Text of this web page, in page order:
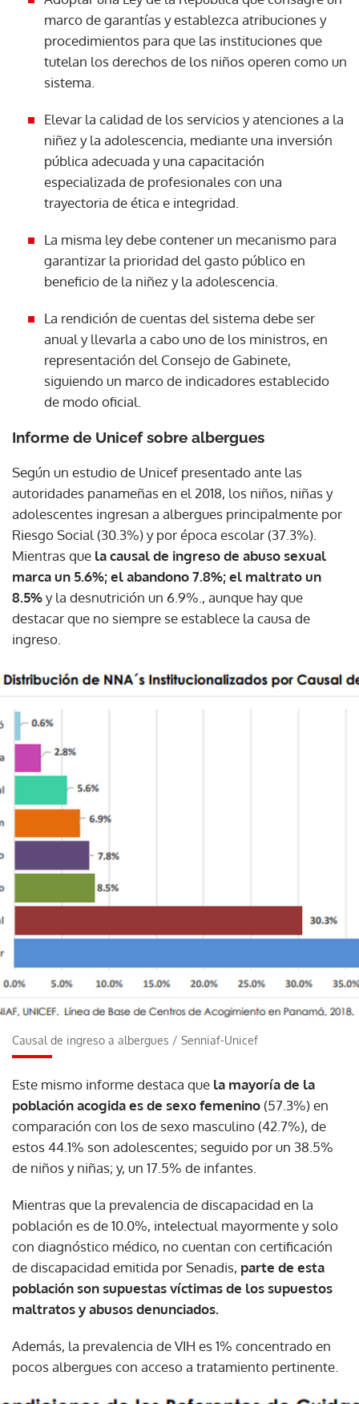
ACEPTAR
marco de garantías y establezca atribuciones y
procedimientos para que las instituciones que
tutelan los derechos de los niños operen como un
sistema.
Elevar la calidad de los servicios y atenciones a la
niñez y la adolescencia, mediante una inversión
pública adecuada y una capacitación
especializada de profesionales con una
trayectoria de ética e integridad.
La misma ley debe contener un mecanismo para
garantizar la prioridad del gasto público en
beneficio de la niñez y la adolescencia.
La rendición de cuentas del sistema debe ser
anual y llevarla a cabo uno de los ministros, en
representación del Consejo de Gabinete,
siguiendo un marco de indicadores establecido
de modo oficial.
Informe de Unicef sobre albergues
Según un estudio de Unicef presentado ante las
autoridades panameñas en el 2018, los niños, niñas y
adolescentes ingresan a albergues principalmente por
Riesgo Social (30.3%) y por época escolar (37.3%).
Mientras que la causal de ingreso de abuso sexual
marca un 5.6%; el abandono 7.8%; el maltrato un
8.5%y la desnutrición un 6.9%., aunque hay que
destacar que no siempre se establece la causa de
ingreso.
Causal de ingreso a albergues / Senniaf-Unicef
Este mismo informe destaca que la mayoría de la
población acogida es de sexo femenino (57.3%) en
comparación con los de sexo masculino (42.7%), de
estos 44.1% son adolescentes; seguido por un 38.5%
de niños y niñas; y, un 17.5% de infantes.
Mientras que la prevalencia de discapacidad en la
población es de 10.0%, intelectual mayormente y solo
con diagnóstico médico, no cuentan con certificación
de discapacidad emitida por Senadis, parte de esta
población son supuestas víctimas de los supuestos
maltratos y abusos denunciados.
Además, la prevalencia de VIH es 1% concentrado en
pocos albergues con acceso a tratamiento pertinente.